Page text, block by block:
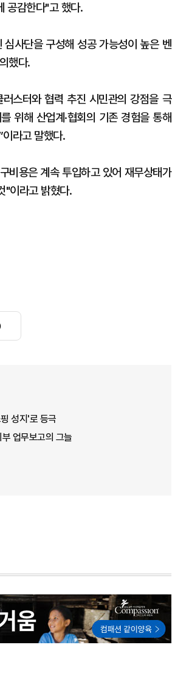
공감한다"고 했다.
사단을 구성해 성공 가능성이 높은 벤
했다.
스터와 협력 추진 시민관의 강점을 극
위해 산업계·협회의 기존 경험을 통해
라고 말했다.
비용은 계속 투입하고 있어 재무상태가
"이라고 밝혔다.
성지'로 등극
업무보고의 그늘